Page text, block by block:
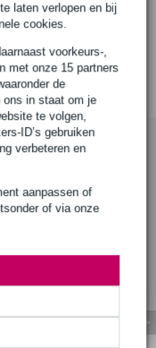
laten verlopen en bij
cookies.
voorkeurs-,
met onze 15 partners
de
ons in staat om je
te volgen,
ID’s gebruiken
verbeteren en
aanpassen of
of via onze
verticale buis
IVA 01 LS Kit he